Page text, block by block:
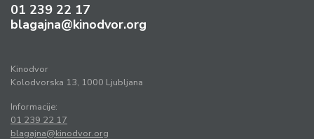
01 239 22 17
blagajna@kinodvor.org
Kinodvor
Kolodvorska 13, 1000 Ljubljana
Informacije:
01 239 22 17
blagajna@kinodvor.org